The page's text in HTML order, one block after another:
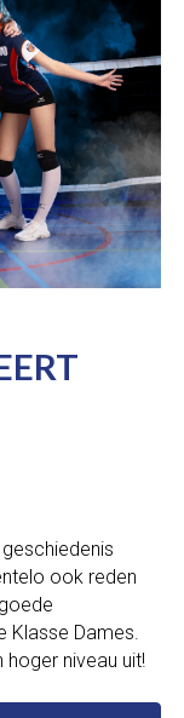
ook reden
Klasse Dames.
niveau uit!